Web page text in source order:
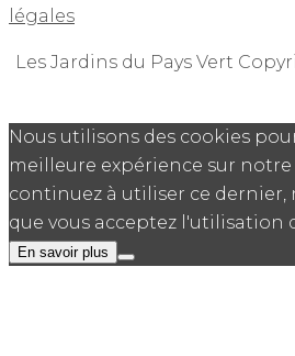
légales
Les Jardins du Pays Vert
Nous utilisons des cookies
meilleure expérience sur notre
continuez à utiliser ce dernier,
que vous acceptez l'utilisation
En savoir plus